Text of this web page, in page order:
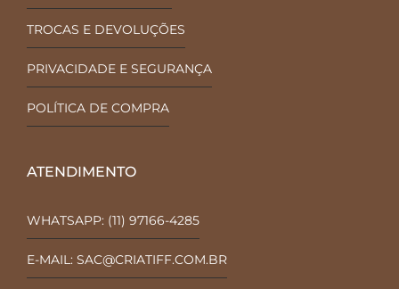
TROCAS E DEVOLUÇÕES
PRIVACIDADE E SEGURANÇA
POLÍTICA DE COMPRA
ATENDIMENTO
WHATSAPP: (11) 97166-4285
E-MAIL: SAC@CRIATIFF.COM.BR